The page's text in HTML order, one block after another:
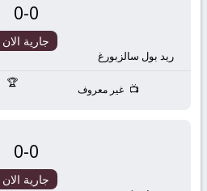
ريد بول سالزبورغ
0
-
0
جارية الان
غير معروف
0
-
0
جارية الان